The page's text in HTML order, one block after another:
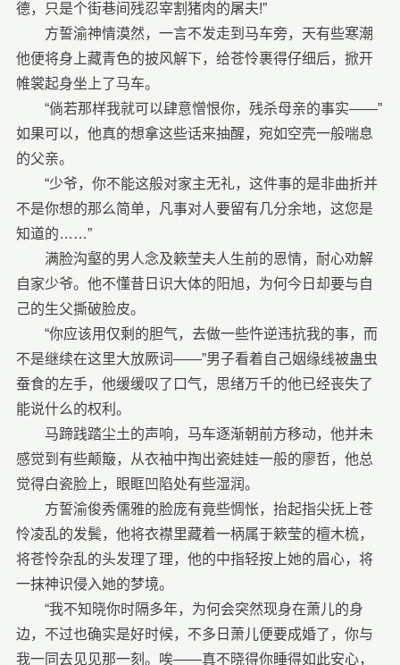
德，只是个街巷间残忍宰割猪肉的屠夫!”
方誓渝神情漠然，一言不发走到马车旁，天有些寒潮
他便将身上藏青色的披风解下，给苍怜裹得仔细后，掀开
帷裳起身坐上了马车。
“倘若那样我就可以肆意憎恨你，残杀母亲的事实——”
如果可以，他真的想拿这些话来抽醒，宛如空壳一般喘息
的父亲。
“少爷，你不能这般对家主无礼，这件事的是非曲折并
不是你想的那么简单，凡事对人要留有几分余地，这您是
知道的……”
满脸沟壑的男人念及簌莹夫人生前的恩情，耐心劝解
自家少爷。他不懂昔日识大体的阳旭，为何今日却要与自
己的生父撕破脸皮。
“你应该用仅剩的胆气，去做一些忤逆违抗我的事，而
不是继续在这里大放厥词——”男子看着自己姻缘线被蛊虫
蚕食的左手，他缓缓叹了口气，思绪万千的他已经丧失了
能说什么的权利。
马蹄践踏尘土的声响，马车逐渐朝前方移动，他并未
感觉到有些颠簸，从衣袖中掏出瓷娃娃一般的廖哲，他总
觉得白瓷脸上，眼眶凹陷处有些湿润。
方誓渝俊秀儒雅的脸庞有竟些惆怅，抬起指尖抚上苍
怜凌乱的发鬓，他将衣襟里藏着一柄属于簌莹的檀木梳，
将苍怜杂乱的头发理了理，他的中指轻按上她的眉心，将
一抹神识侵入她的梦境。
“我不知晓你时隔多年，为何会突然现身在萧儿的身
边，不过也确实是好时候，不多日萧儿便要成婚了，你与
我一同去见见那一刻。唉——真不晓得你睡得如此安心，